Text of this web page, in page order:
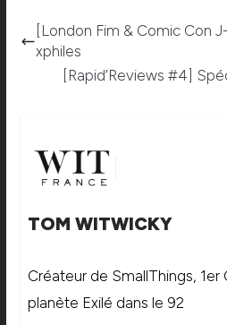
[London Fim & Comic Con
xphiles
[Rapid’Reviews #4]
TOM WITWICKY
Créateur de SmallThings, 1er
planète Exilé dans le 92